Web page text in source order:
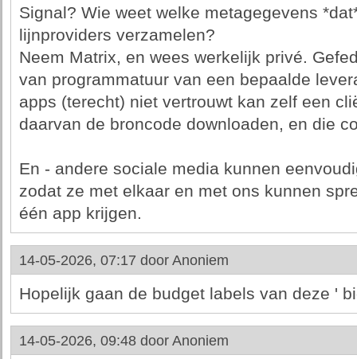
Signal? Wie weet welke metagegevens
lijnproviders verzamelen?
Neem Matrix, en wees werkelijk privé.
van programmatuur van een bepaalde
apps (terecht) niet vertrouwt kan zelf een
daarvan de broncode downloaden, en die
En - andere sociale media kunnen
zodat ze met elkaar en met ons kunnen
één app krijgen.
14-05-2026, 07:17 door Anoniem
Hopelijk gaan de budget labels van deze '
14-05-2026, 09:48 door Anoniem